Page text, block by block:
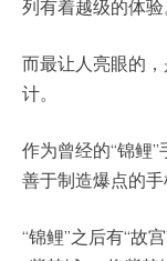
列有着越级的体验
而最让人亮眼的
计。
作为曾经的“锦鲤
善于制造爆点的手
“锦鲤”之后有“故